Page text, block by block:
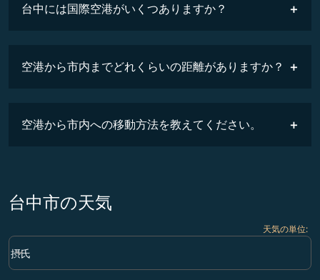
台中には国際空港がいくつありますか？
空港から市内までどれくらいの距離がありますか？
空港から市内への移動方法を教えてください。
台中市の天気
天気の単位:
Weather unit option 摂氏 Selected
摂氏
keyboard_arrow_down